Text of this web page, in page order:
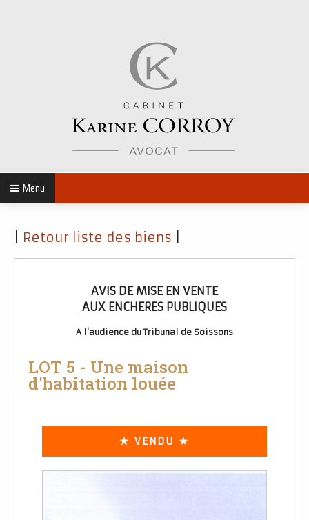
Menu
Retour liste des biens
AVIS DE MISE EN VENTE
AUX ENCHERES PUBLIQUES
A l'audience du Tribunal de Soissons
LOT 5 - Une maison
d'habitation louée
★ VENDU ★